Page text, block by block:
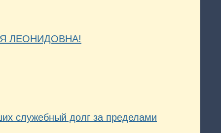
ЛЕОНИДОВНА!
служебный долг за пределами